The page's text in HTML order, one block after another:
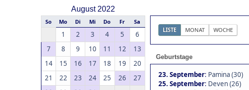
August 2022
So Mo Di Mi Do Fr Sa
1 2 3 4 5
6
7
8 9 10 11 12
13
14
15 16 17 18 19
20
21
22 23 24 25 26
27
LISTE MONAT WOCHE
Geburtstage
23. September: Pamina (30)
25. September: Deven (26)